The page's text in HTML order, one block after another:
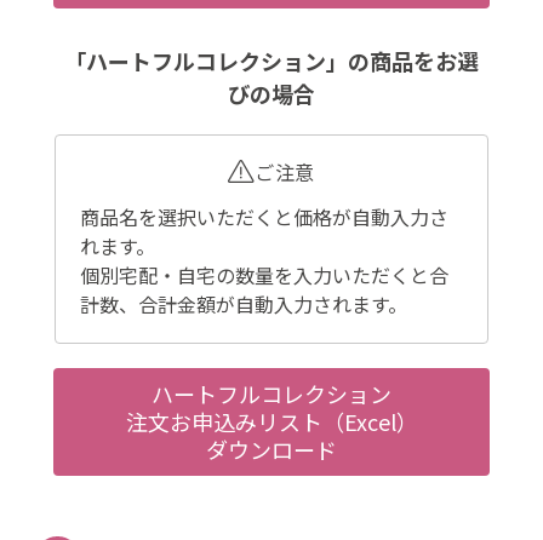
「ハートフルコレクション」の商品をお選
びの場合
ご注意
商品名を選択いただくと価格が自動入力さ
れます。
個別宅配・自宅の数量を入力いただくと合
計数、合計金額が自動入力されます。
ハートフルコレクション
注文お申込みリスト（Excel）
ダウンロード